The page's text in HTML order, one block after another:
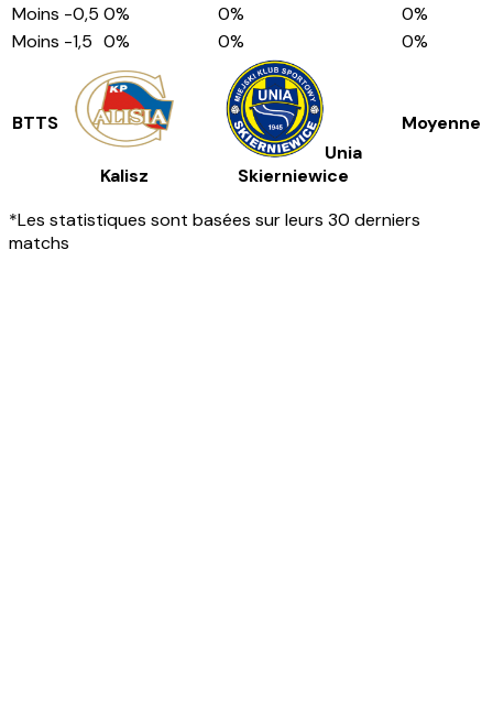
Moins -0,5 0% 0% 0%
Moins -1,5 0% 0% 0%
BTTS
Kalisz
Unia
Skierniewice
Moyenne
*Les statistiques sont basées sur leurs 30 derniers
matchs